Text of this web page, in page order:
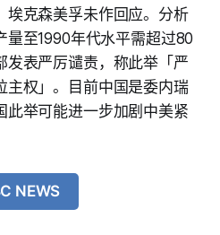
埃克森美孚未作回应。分析
量至1990年代水平需超过80
发表严厉谴责，称此举「严
主权」。目前中国是委内瑞
此举可能进一步加剧中美紧
NEWS